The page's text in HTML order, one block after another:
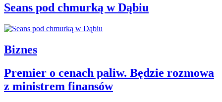
Seans pod chmurką w Dąbiu
Biznes
Premier o cenach paliw. Będzie rozmowa
z ministrem finansów